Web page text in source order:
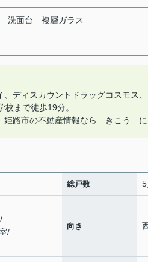
洗面台 複層ガラス
ディスカウントドラッグコスモス、
まで徒歩19分。
市の不動産情報なら きこう に
総戸数 5
/
/
向き